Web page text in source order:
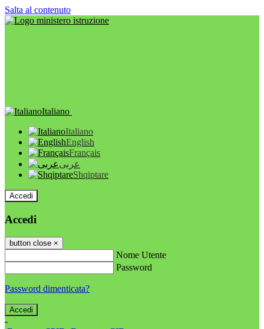
Salta al contenuto
Italiano
Italiano
English
Français
عربى
Shqiptare
Accedi
Accedi
button close ×
Nome Utente
Password
Password dimenticata?
-